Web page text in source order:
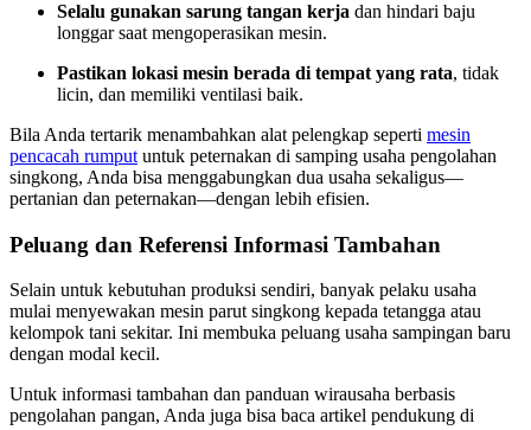
Selalu gunakan sarung tangan kerja dan hindari baju
longgar saat mengoperasikan mesin.
Pastikan lokasi mesin berada di tempat yang rata, tidak
licin, dan memiliki ventilasi baik.
Bila Anda tertarik menambahkan alat pelengkap seperti mesin
pencacah rumput untuk peternakan di samping usaha pengolahan
singkong, Anda bisa menggabungkan dua usaha sekaligus—
pertanian dan peternakan—dengan lebih efisien.
Peluang dan Referensi Informasi Tambahan
Selain untuk kebutuhan produksi sendiri, banyak pelaku usaha
mulai menyewakan mesin parut singkong kepada tetangga atau
kelompok tani sekitar. Ini membuka peluang usaha sampingan baru
dengan modal kecil.
Untuk informasi tambahan dan panduan wirausaha berbasis
pengolahan pangan, Anda juga bisa baca artikel pendukung di